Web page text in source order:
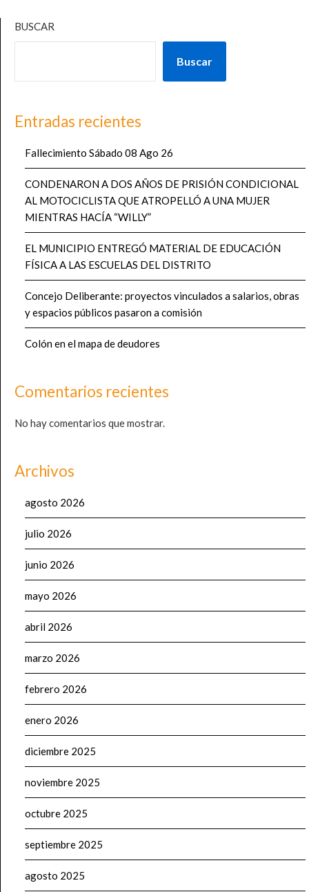
BUSCAR
Buscar
Entradas recientes
Fallecimiento Sábado 08 Ago 26
CONDENARON A DOS AÑOS DE PRISIÓN CONDICIONAL
AL MOTOCICLISTA QUE ATROPELLÓ A UNA MUJER
MIENTRAS HACÍA “WILLY”
EL MUNICIPIO ENTREGÓ MATERIAL DE EDUCACIÓN
FÍSICA A LAS ESCUELAS DEL DISTRITO
Concejo Deliberante: proyectos vinculados a salarios, obras
y espacios públicos pasaron a comisión
Colón en el mapa de deudores
Comentarios recientes
No hay comentarios que mostrar.
Archivos
agosto 2026
julio 2026
junio 2026
mayo 2026
abril 2026
marzo 2026
febrero 2026
enero 2026
diciembre 2025
noviembre 2025
octubre 2025
septiembre 2025
agosto 2025